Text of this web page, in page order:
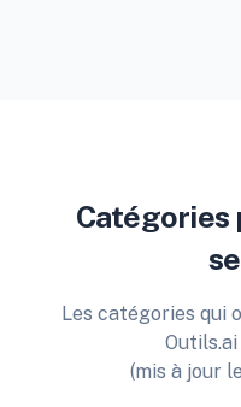
Catégories
Les catégories qui
(mis à jour